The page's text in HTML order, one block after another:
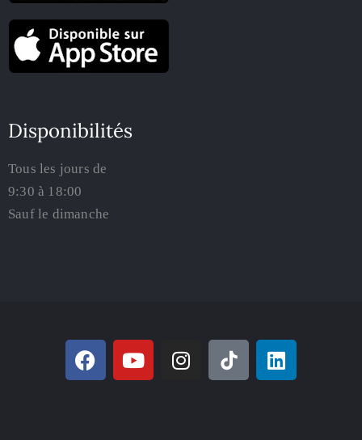
Disponibilités
Tous les jours de
9:30 à 18:00
Sauf le dimanche